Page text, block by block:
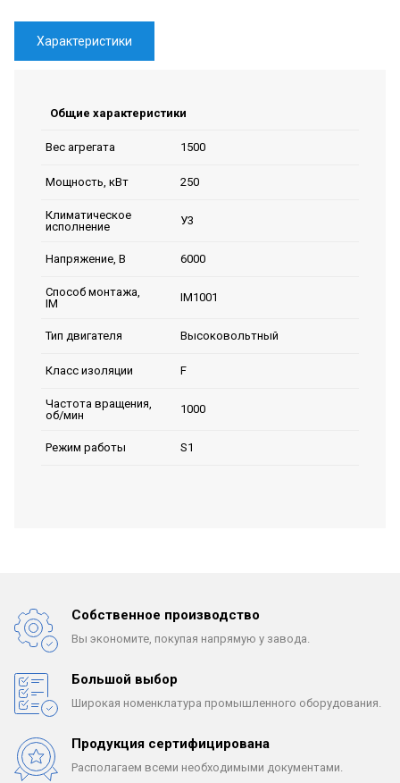
Характеристики
Общие характеристики
Вес агрегата 1500
Мощность, кВт 250
Климатическое
исполнение
У3
Напряжение, В 6000
Способ монтажа,
IM
IM1001
Тип двигателя Высоковольтный
Класс изоляции F
Частота вращения,
об/мин
1000
Режим работы S1
Собственное производство
Вы экономите, покупая напрямую у завода.
Большой выбор
Широкая номенклатура промышленного оборудования.
Продукция сертифицирована
Располагаем всеми необходимыми документами.